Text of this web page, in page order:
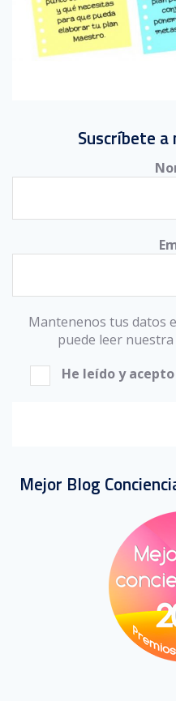
Suscríbete
Mantenenos tus datos
puede leer nuestra
He leído y
Mejor Blog